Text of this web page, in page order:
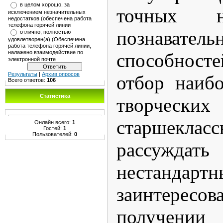
в целом хорошо, за
исключением незначительных
недостатков (обеспечена работа
телефона горячей линии
отлично, полностью
удовлетворен(а) (Обеспечена
работа телефона горячей линии,
налажено взаимодействие по
электронной почте
Результаты | Архив опросов
Всего ответов: 106
Статистика
Онлайн всего: 1
Гостей: 1
Пользователей: 0
точных
отбор